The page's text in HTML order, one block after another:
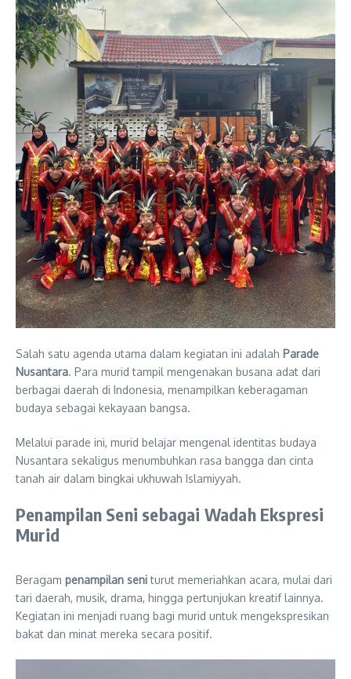
Salah satu agenda utama dalam kegiatan ini adalah Parade
Nusantara. Para murid tampil mengenakan busana adat dari
berbagai daerah di Indonesia, menampilkan keberagaman
budaya sebagai kekayaan bangsa.
Melalui parade ini, murid belajar mengenal identitas budaya
Nusantara sekaligus menumbuhkan rasa bangga dan cinta
tanah air dalam bingkai ukhuwah Islamiyyah.
Penampilan Seni sebagai Wadah Ekspresi
Murid
Beragam penampilan seniturut memeriahkan acara, mulai dari
tari daerah, musik, drama, hingga pertunjukan kreatif lainnya.
Kegiatan ini menjadi ruang bagi murid untuk mengekspresikan
bakat dan minat mereka secara positif.